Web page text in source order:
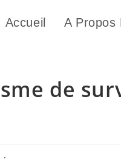
Accueil A Propos
de